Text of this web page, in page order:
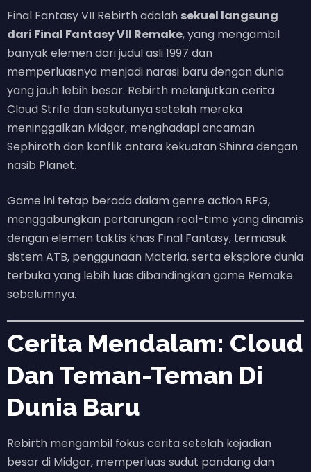
Final Fantasy VII Rebirth adalah sekuel langsung
dari Final Fantasy VII Remake, yang mengambil
banyak elemen dari judul asli 1997 dan
memperluasnya menjadi narasi baru dengan dunia
yang jauh lebih besar. Rebirth melanjutkan cerita
Cloud Strife dan sekutunya setelah mereka
meninggalkan Midgar, menghadapi ancaman
Sephiroth dan konflik antara kekuatan Shinra dengan
nasib Planet.
Game ini tetap berada dalam genre action RPG,
menggabungkan pertarungan real-time yang dinamis
dengan elemen taktis khas Final Fantasy, termasuk
sistem ATB, penggunaan Materia, serta eksplore dunia
terbuka yang lebih luas dibandingkan game Remake
sebelumnya.
Cerita Mendalam: Cloud
Dan Teman-Teman Di
Dunia Baru
Rebirth mengambil fokus cerita setelah kejadian
besar di Midgar, memperluas sudut pandang dan